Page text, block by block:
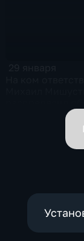
вице-премьеров